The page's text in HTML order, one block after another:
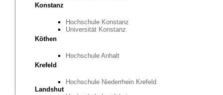
Konstanz
Hochschule Konstanz
Universität Konstanz
Köthen
Hochschule Anhalt
Krefeld
Hochschule Niederrhein Krefeld
Landshut